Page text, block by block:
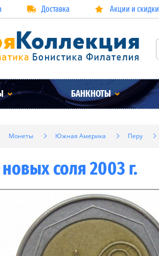
Доставка Акции и скидки
БАНКНОТЫ
Монеты Южная Америка Перу
соля 2003 г.